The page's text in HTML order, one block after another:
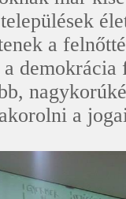
a
demokrácia
a